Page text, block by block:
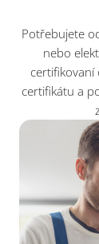
Potřebujete
nebo
certifikovaní
certifikátu a